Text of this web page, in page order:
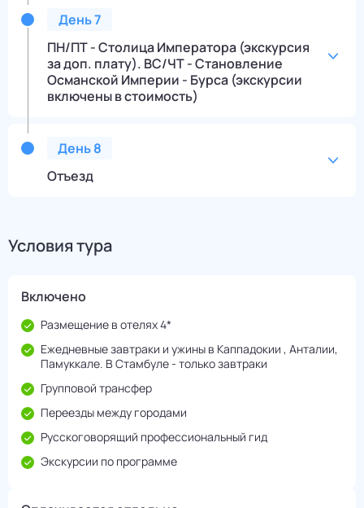
День7
ПН/ПТ - Столица Императора (экскурсия
за доп. плату). ВС/ЧТ - Становление
Османской Империи - Бурса (экскурсии
включены в стоимость)
День8
Отъезд
Условия тура
Включено
Размещение в отелях 4*
Ежедневные завтраки и ужины в Каппадокии , Анталии,
Памуккале. В Стамбуле - только завтраки
Групповой трансфер
Переезды между городами
Русскоговорящий профессиональный гид
Экскурсии по программе